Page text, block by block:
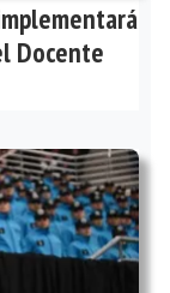
Docente